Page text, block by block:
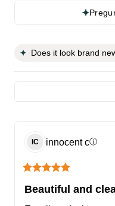
Does it look brand
IC innocent cⓘ
Beautiful and